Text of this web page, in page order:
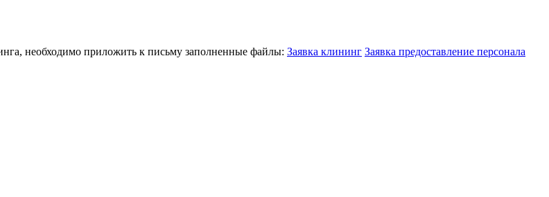
необходимо приложить к письму заполненные файлы: Заявка клининг Заявка предоставление персонала